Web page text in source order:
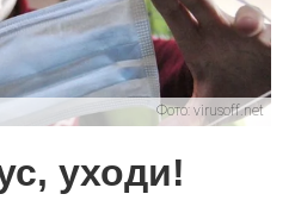
Фото: virusoff.net
уходи!